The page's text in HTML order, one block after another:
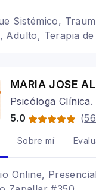
Sistémico,
Adulto, Terapia
MARIA JOSE
Psicóloga
5.0
(56
Sobre mí
Online, Presencial